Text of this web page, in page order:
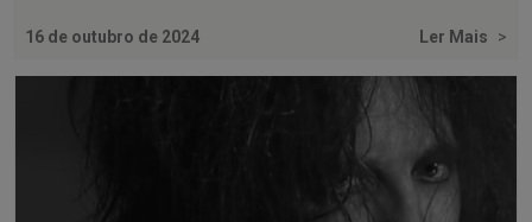
16 de outubro de 2024 Ler Mais >